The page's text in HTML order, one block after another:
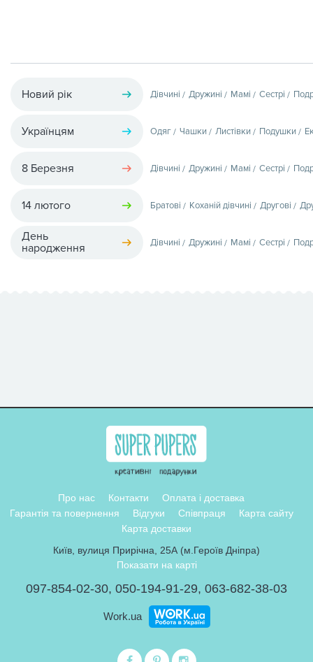
Новий рік Дівчині Дружині Мамі Сестрі
Українцям Одяг Чашки Листівки Подушки
8 Березня Дівчині Дружині Мамі Сестрі
14 лютого Братові Коханій дівчині Другові
День
народження
Дівчині Дружині Мамі Сестрі
Про нас Контакти
Оплата і доставка
Гарантія та повернення
Відгуки Співпраця
Карта сайту
Карта доставки
Київ, вулиця Прирічна, 25А (м.Героїв Дніпра)
Показати на карті
097-854-02-30, 050-194-91-29, 063-682-38-03
Work.ua